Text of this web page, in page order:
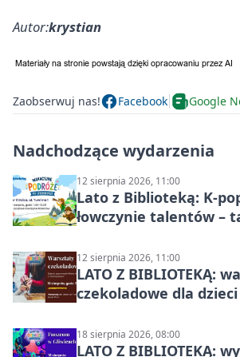
Autor:krystian
Zaobserwuj nas! Facebook Google
Nadchodzące wydarzenia
12 sierpnia 2026, 11:00
Lato z Biblioteką: K-
łowczynie talentów –
12 sierpnia 2026, 11:00
LATO Z BIBLIOTEKĄ:
czekoladowe dla dzieci
18 sierpnia 2026, 08:00
LATO Z BIBLIOTEKĄ: